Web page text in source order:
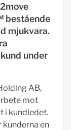
bestående
mjukvara.
under
AB,
mot
i kundledet.
en